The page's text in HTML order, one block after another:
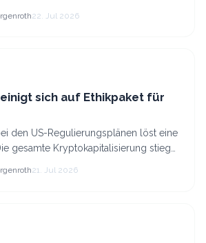
Erträge für Halter aus dem.
22. Jul 2026
sich auf Ethikpaket für
den US-Regulierungsplänen löst eine
gesamte Kryptokapitalisierung stieg
21. Jul 2026